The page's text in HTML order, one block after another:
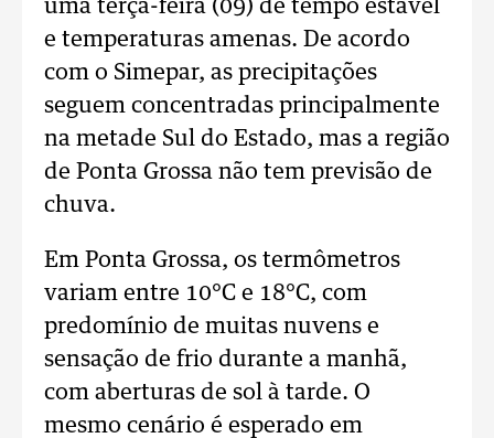
uma terça-feira (09) de tempo estável
e temperaturas amenas. De acordo
com o Simepar, as precipitações
seguem concentradas principalmente
na metade Sul do Estado, mas a região
de Ponta Grossa não tem previsão de
chuva.
Em Ponta Grossa, os termômetros
variam entre 10°C e 18°C, com
predomínio de muitas nuvens e
sensação de frio durante a manhã,
com aberturas de sol à tarde. O
mesmo cenário é esperado em